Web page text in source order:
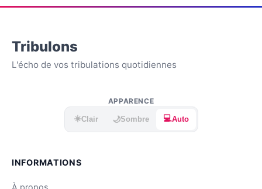
Tribulons
L'écho de vos tribulations quotidiennes
APPARENCE
☀️Clair 🌙Sombre 💻Auto
INFORMATIONS
À propos